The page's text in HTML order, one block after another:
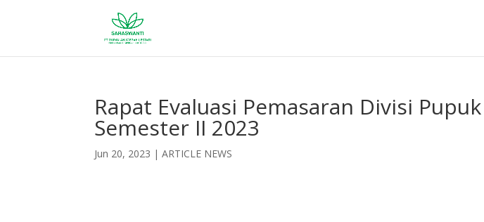
Rapat Evaluasi Pemasaran Divisi
Semester II 2023
Jun 20, 2023 |ARTICLE NEWS